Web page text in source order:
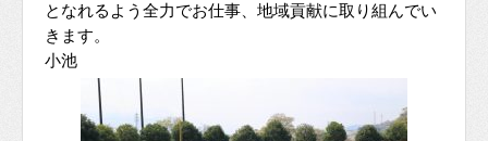
となれるよう全力でお仕事、地域貢献に取り組んでい
きます。
小池